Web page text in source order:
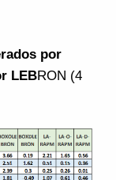
por
LEBRON (4